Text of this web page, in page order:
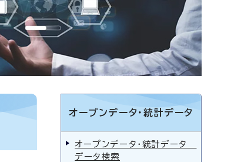
オープンデータ・統計データ
オープンデータ・統計データ
データ検索